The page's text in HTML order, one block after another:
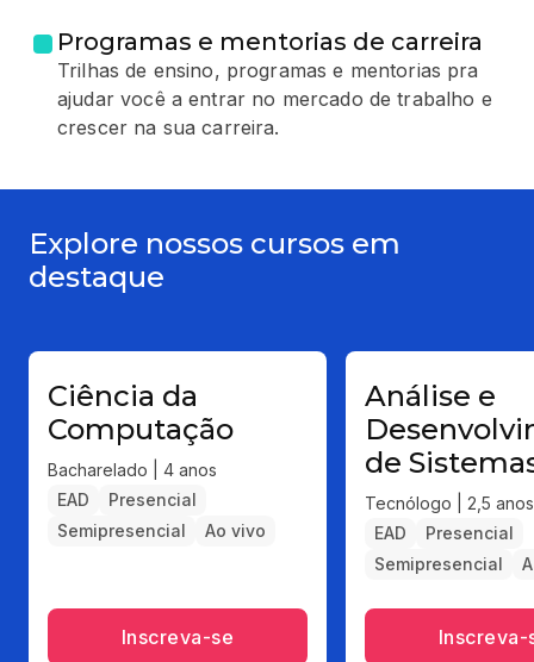
Programas e mentorias de carreira
Trilhas de ensino, programas e mentorias pra
ajudar você a entrar no mercado de trabalho e
crescer na sua carreira.
Explore nossos cursos em
destaque
Ciência da
Computação
Bacharelado | 4 anos
EAD
Presencial
Semipresencial
Ao vivo
Inscreva-se
Análise e
de
Tecnólogo | 2,5 anos
EAD
Presencial
Semipresencial
Inscreva-